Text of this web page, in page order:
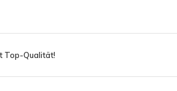
Top-Qualität!